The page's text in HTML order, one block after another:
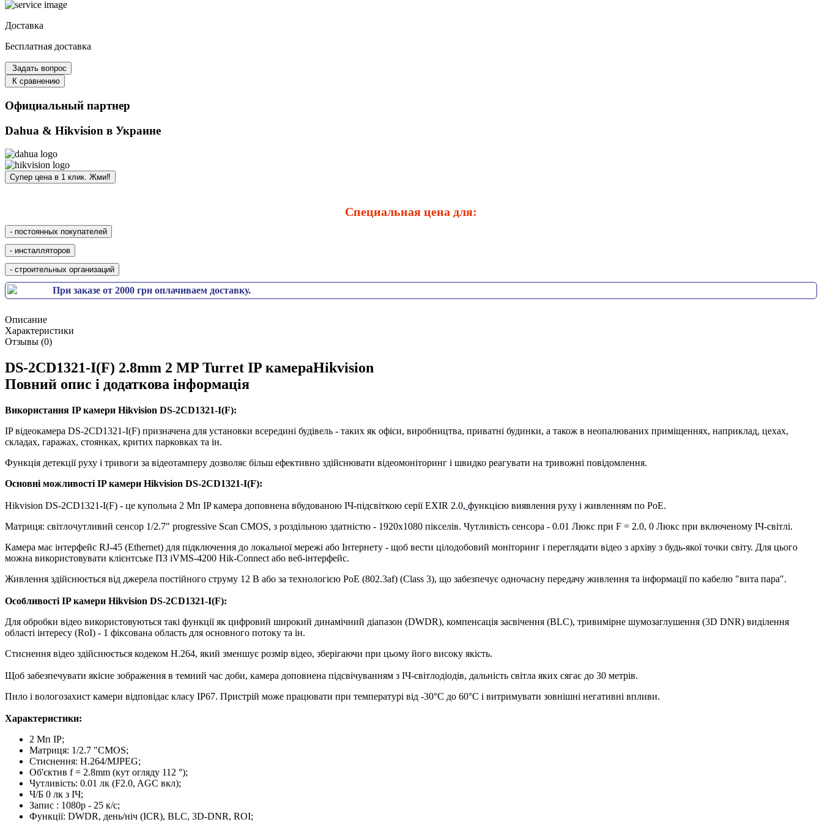
Доставка
Бесплатная доставка
Задать вопрос
К сравнению
Официальный партнер
Dahua & Hikvision в Украине
Специальная цена для:
При заказе от 2000 грн оплачиваем доставку.
Описание
Характеристики
Отзывы (0)
DS-2CD1321-I(F) 2.8mm 2 MP Turret IP камераHikvision
Повний опис і додаткова інформація
Використання IP камери Hikvision DS-2CD1321-I(F):
IP відеокамера DS-2CD1321-I(F) призначена для установки всередині будівель - таких як офіси, виробництва, приватні будинки, а також в неопалюваних приміщеннях, наприклад, цехах,
складах, гаражах, стоянках, критих парковках та ін.
Функція детекції руху і тривоги за відеотамперу дозволяє більш ефективно здійснювати відеомоніторинг і швидко реагувати на тривожні повідомлення.
Основні можливості IP камери Hikvision DS-2CD1321-I(F):
Hikvision DS-2CD1321-I(F) - це купольна 2 Мп IP камера доповнена вбудованою ІЧ-підсвіткою серії EXIR 2.0, функцією виявлення руху і живленням по PoE.
Матриця: світлочутливий сенсор 1/2.7" progressive Scan CMOS, з роздільною здатністю - 1920х1080 пікселів. Чутливість сенсора - 0.01 Люкс при F = 2.0, 0 Люкс при включеному ІЧ-світлі.
Камера має інтерфейс RJ-45 (Ethernet) для підключення до локальної мережі або Інтернету - щоб вести цілодобовий моніторинг і переглядати відео з архіву з будь-якої точки світу. Для цього
можна використовувати клієнтське ПЗ iVMS-4200 Hik-Connect або веб-інтерфейс.
Живлення здійснюється від джерела постійного струму 12 В або за технологією PoE (802.3af) (Class 3), що забезпечує одночасну передачу живлення та інформації по кабелю "вита пара".
Особливості IP камери Hikvision DS-2CD1321-I(F):
Для обробки відео використовуються такі функції як цифровий широкий динамічний діапазон (DWDR), компенсація засвічення (BLC), тривимірне шумозаглушення (3D DNR) виділення
області інтересу (RoI) - 1 фіксована область для основного потоку та ін.
Стиснення відео здійснюється кодеком H.264, який зменшує розмір відео, зберігаючи при цьому його високу якість.
Щоб забезпечувати якісне зображення в темний час доби, камера доповнена підсвічуванням з ІЧ-світлодіодів, дальність світла яких сягає до 30 метрів.
Пило і вологозахист камери відповідає класу IP67. Пристрій може працювати при температурі від -30°С до 60°С і витримувати зовнішні негативні впливи.
Характеристики:
2 Мп IP;
Матриця: 1/2.7 "CMOS;
Стиснення: H.264/MJPEG;
Об'єктив f = 2.8mm (кут огляду 112 °);
Чутливість: 0.01 лк (F2.0, AGC вкл);
Ч/Б 0 лк з ІЧ;
Запис : 1080р - 25 к/с;
Функції: DWDR, день/ніч (ICR), BLC, 3D-DNR, ROI;